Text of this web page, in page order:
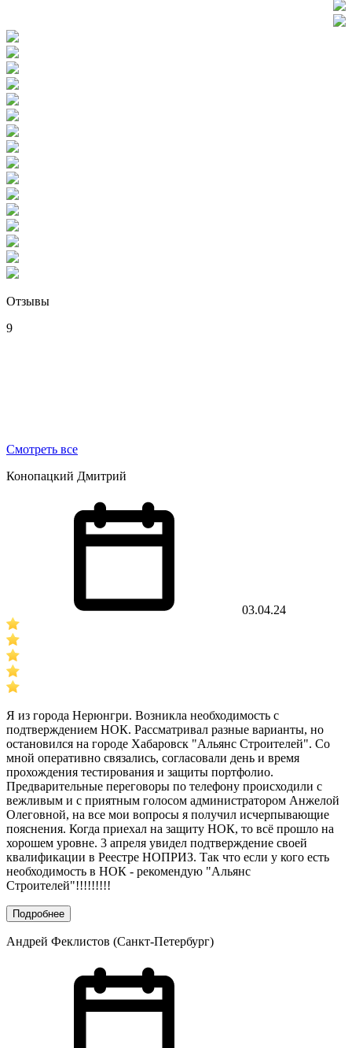
Отзывы
9
Смотреть все
Конопацкий Дмитрий
03.04.24
Я из города Нерюнгри. Возникла необходимость с
подтверждением НОК. Рассматривал разные варианты, но
остановился на городе Хабаровск "Альянс Строителей". Со
мной оперативно связались, согласовали день и время
прохождения тестирования и защиты портфолио.
Предварительные переговоры по телефону происходили с
вежливым и с приятным голосом администратором Анжелой
Олеговной, на все мои вопросы я получил исчерпывающие
пояснения. Когда приехал на защиту НОК, то всё прошло на
хорошем уровне. 3 апреля увидел подтверждение своей
квалификации в Реестре НОПРИЗ. Так что если у кого есть
необходимость в НОК - рекомендую "Альянс
Строителей"!!!!!!!!!
Подробнее
Андрей Феклистов (Санкт-Петербург)